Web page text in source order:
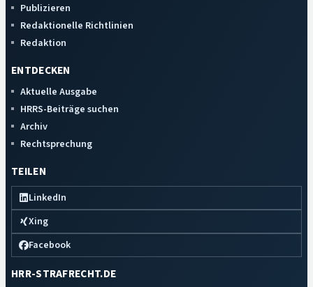
Publizieren
Redaktionelle Richtlinien
Redaktion
ENTDECKEN
Aktuelle Ausgabe
HRRS-Beiträge suchen
Archiv
Rechtsprechung
TEILEN
LinkedIn
Xing
Facebook
HRR-STRAFRECHT.DE